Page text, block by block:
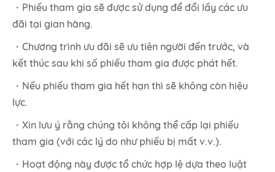
・Phiếu tham gia sẽ được sử dụng để đổi lấy các ưu
đãi tại gian hàng.
・Chương trình ưu đãi sẽ ưu tiên người đến trước, và
kết thúc sau khi số phiếu tham gia được phát hết.
・Nếu phiếu tham gia hết hạn thì sẽ không còn hiệu
lực.
・Xin lưu ý rằng chúng tôi không thể cấp lại phiếu
tham gia (với các lý do như phiếu bị mất v.v.).
・Hoạt động này được tổ chức hợp lệ dựa theo luật